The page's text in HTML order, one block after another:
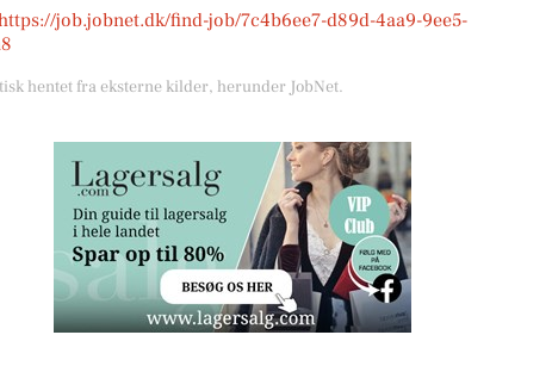
job.jobnet.dk/find-job/7c4b6ee7-d89d-4aa9-9ee5-
hentet fra eksterne kilder, herunder JobNet.